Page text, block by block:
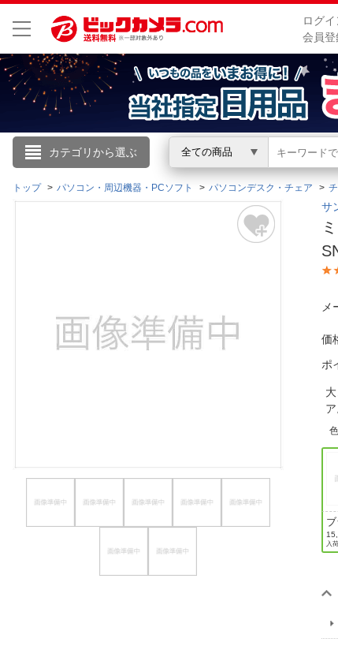
ログイ
会員
カテゴリから選ぶ 全ての商品
こんにちは
ログイン
閲覧履歴
トップ パソコン・周辺機器・PCソフト パソコンデスク・チェア
サ
メ
価
ポ
色
入